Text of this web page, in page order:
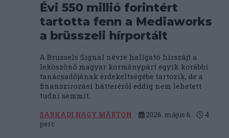
Évi 550 millió forintért
tartotta fenn a Mediaworks
a brüsszeli hírportált
A Brussels Signal névre hallgató hírszájt a
leköszönő magyar kormánypárt egyik korábbi
tanácsadójának érdekeltségébe tartozik, de a
finanszírozási hátteréről eddig nem lehetett
tudni semmit.
SARKADI NAGY MÁRTON 2026. május 6.
4
perc